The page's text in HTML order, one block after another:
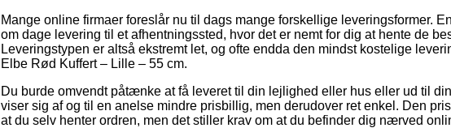
Mange online firmaer foreslår nu til dags mange forskellige leveringsformer.
om dage levering til et afhentningssted, hvor det er nemt for dig at hente de
Leveringstypen er altså ekstremt let, og ofte endda den mindst kostelige
Elbe Rød Kuffert – Lille – 55 cm.
Du burde omvendt påtænke at få leveret til din lejlighed eller hus eller ud til
viser sig af og til en anelse mindre prisbillig, men derudover ret enkel. Den
at du selv henter ordren, men det stiller krav om at du befinder dig nærved